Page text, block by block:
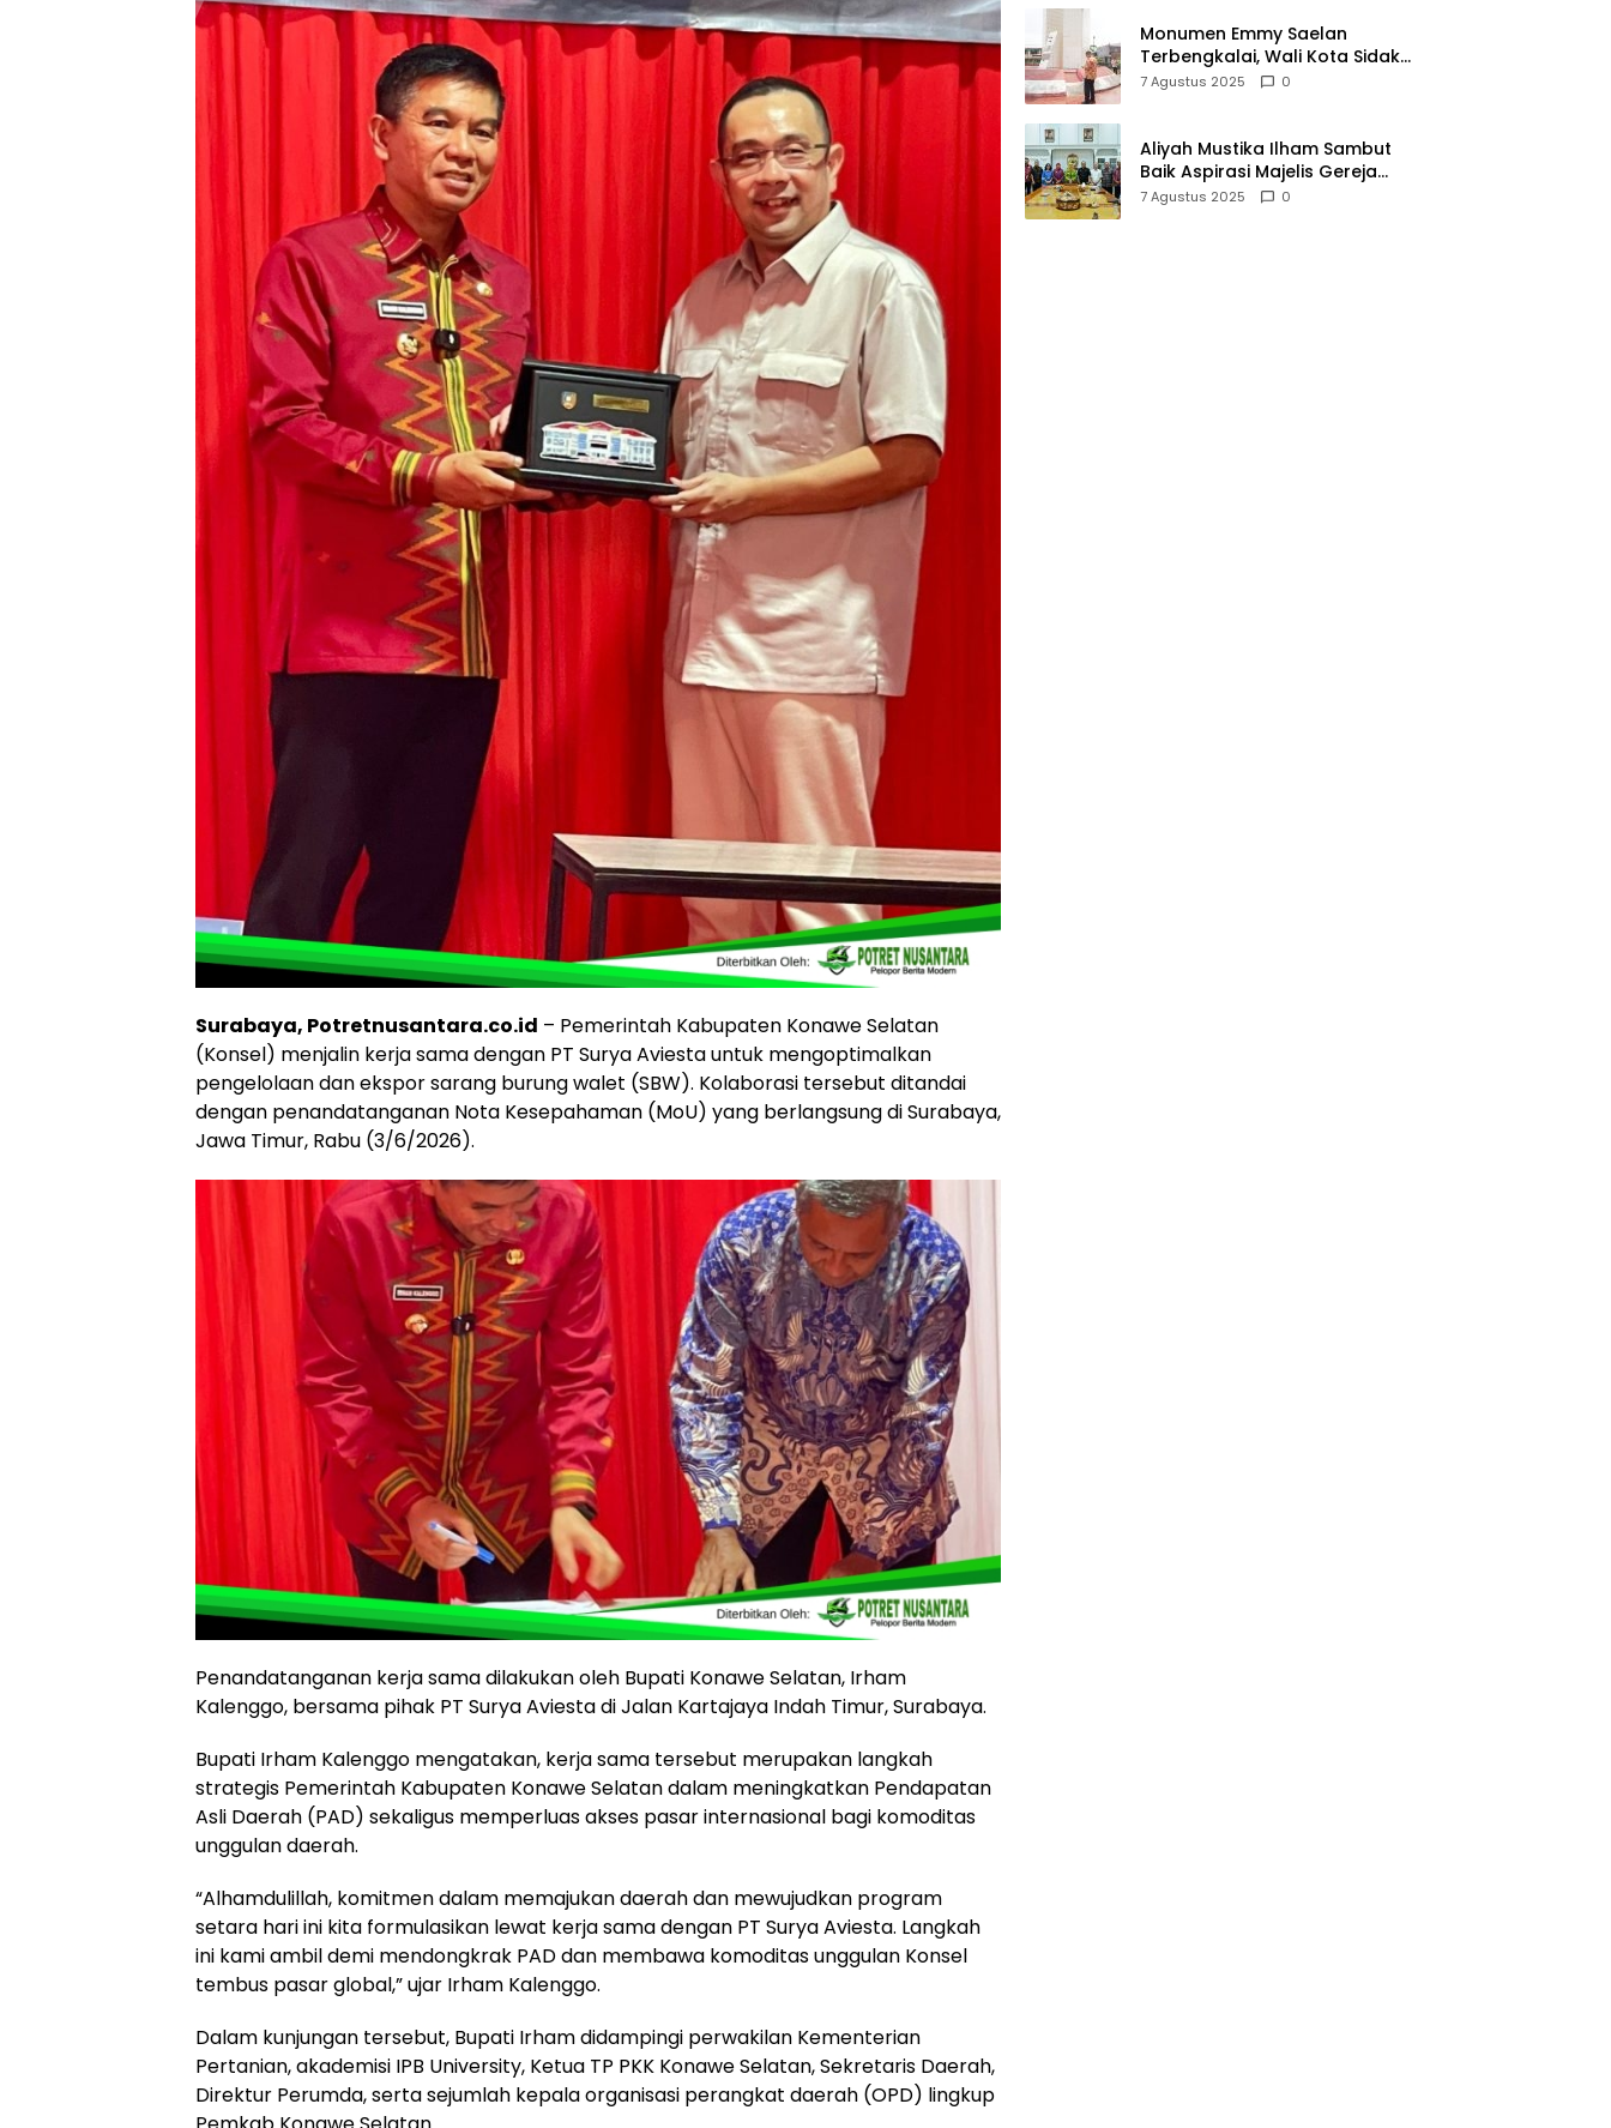
Surabaya, Potretnusantara.co.id – Pemerintah Kabupaten Konawe Selatan
(Konsel) menjalin kerja sama dengan PT Surya Aviesta untuk mengoptimalkan
pengelolaan dan ekspor sarang burung walet (SBW). Kolaborasi tersebut ditandai
dengan penandatanganan Nota Kesepahaman (MoU) yang berlangsung di Surabaya,
Jawa Timur, Rabu (3/6/2026).
Penandatanganan kerja sama dilakukan oleh Bupati Konawe Selatan, Irham
Kalenggo, bersama pihak PT Surya Aviesta di Jalan Kartajaya Indah Timur, Surabaya.
Bupati Irham Kalenggo mengatakan, kerja sama tersebut merupakan langkah
strategis Pemerintah Kabupaten Konawe Selatan dalam meningkatkan Pendapatan
Asli Daerah (PAD) sekaligus memperluas akses pasar internasional bagi komoditas
unggulan daerah.
“Alhamdulillah, komitmen dalam memajukan daerah dan mewujudkan program
setara hari ini kita formulasikan lewat kerja sama dengan PT Surya Aviesta. Langkah
ini kami ambil demi mendongkrak PAD dan membawa komoditas unggulan Konsel
tembus pasar global,” ujar Irham Kalenggo.
Dalam kunjungan tersebut, Bupati Irham didampingi perwakilan Kementerian
Pertanian, akademisi IPB University, Ketua TP PKK Konawe Selatan, Sekretaris Daerah,
Direktur Perumda, serta sejumlah kepala organisasi perangkat daerah (OPD) lingkup
Monumen Emmy Saelan
Terbengkalai, Wali Kota Sidak
dan Perintahkan Renovasi
7 Agustus 2025 0
Aliyah Mustika Ilham Sambut
Baik Aspirasi Majelis Gereja
Jemaat Pniel Perumnas
7 Agustus 2025 0